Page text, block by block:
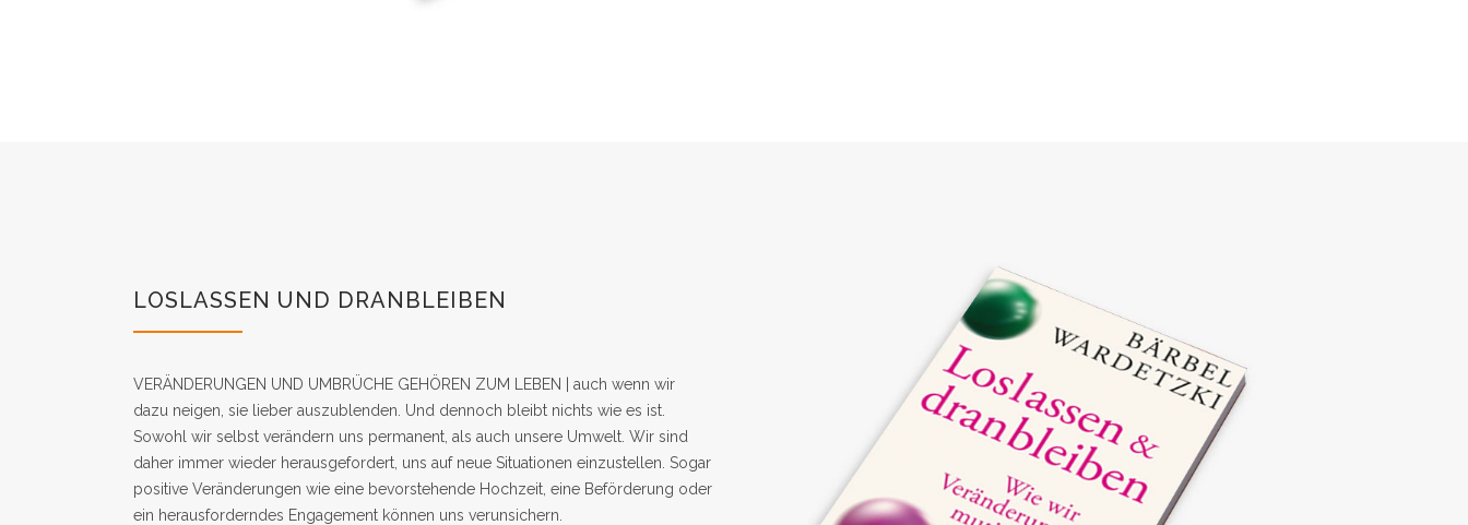
LOSLASSEN UND DRANBLEIBEN
VERÄNDERUNGEN UND UMBRÜCHE GEHÖREN ZUM LEBEN | auch wenn wir
dazu neigen, sie lieber auszublenden. Und dennoch bleibt nichts wie es ist.
Sowohl wir selbst verändern uns permanent, als auch unsere Umwelt. Wir sind
daher immer wieder herausgefordert, uns auf neue Situationen einzustellen. Sogar
positive Veränderungen wie eine bevorstehende Hochzeit, eine Beförderung oder
ein herausforderndes Engagement können uns verunsichern.